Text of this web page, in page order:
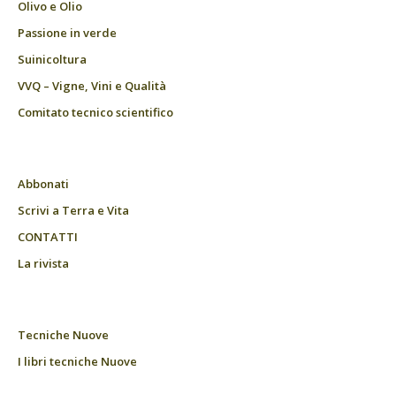
Olivo e Olio
Passione in verde
Suinicoltura
VVQ – Vigne, Vini e Qualità
Comitato tecnico scientifico
Abbonati
Scrivi a Terra e Vita
CONTATTI
La rivista
Tecniche Nuove
I libri tecniche Nuove